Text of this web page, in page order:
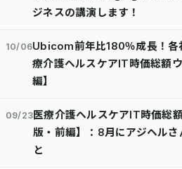
ジネスの講演します！
10/06Ubicom前年比180％成長！各
療介護ヘルスケアIT時価総額
編】
09/23医療介護ヘルスケアIT時価総
版・前編】：8月にアジヘル
と